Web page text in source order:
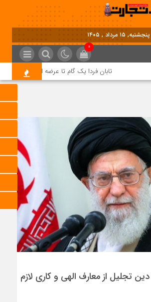
۱۵ مرداد , ۱۴۰۵
0
تابان فردا یک گام تا عرضه اولیه؛ نماد
دین تجلیل از معارف الهی و کاری لازم